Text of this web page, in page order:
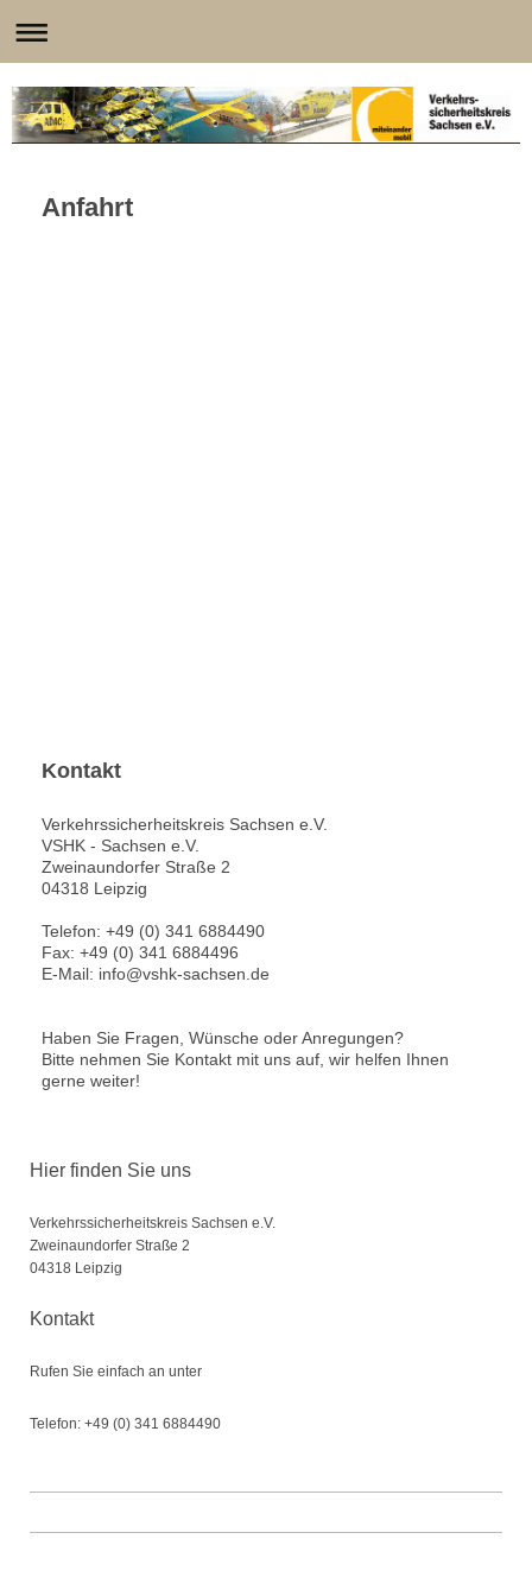
Anfahrt
Kontakt
Verkehrssicherheitskreis Sachsen e.V.
VSHK - Sachsen e.V.
Zweinaundorfer Straße 2
04318 Leipzig
Telefon: +49 (0) 341 6884490
Fax: +49 (0) 341 6884496
E-Mail: info@vshk-sachsen.de
Haben Sie Fragen, Wünsche oder Anregungen?
Bitte nehmen Sie Kontakt mit uns auf, wir helfen Ihnen
gerne weiter!
Hier finden Sie uns
Verkehrssicherheitskreis Sachsen e.V.
Zweinaundorfer Straße 2
04318 Leipzig
Kontakt
Rufen Sie einfach an unter
Telefon: +49 (0) 341 6884490